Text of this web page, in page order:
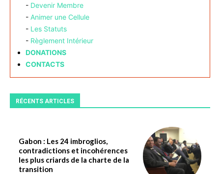
- Devenir Membre
- Animer une Cellule
- Les Statuts
- Règlement Intérieur
DONATIONS
CONTACTS
RÉCENTS ARTICLES
Gabon : Les 24 imbroglios,
contradictions et incohérences
les plus criards de la charte de la
transition